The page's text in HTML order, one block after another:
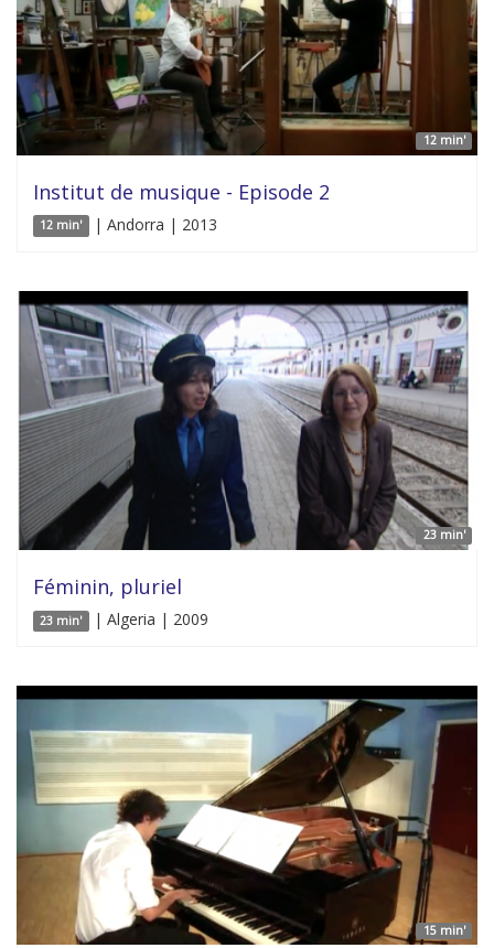
12 min'
Institut de musique - Episode 2
12 min' | Andorra | 2013
23 min'
Féminin, pluriel
23 min' | Algeria | 2009
15 min'